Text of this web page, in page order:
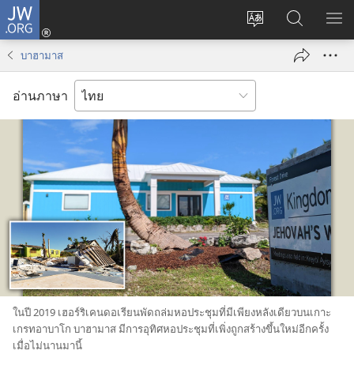
JW.ORG
เปลี่ยน
เข้า
(เปิด
ใหม่)
ค้นหา
ใน
JW.ORG
แส
บาฮามาส
อ่านภาษา
ใน​ปี 2019 เฮอร์ริเคน​ดอเรียน​พัด​ถล่ม​หอ​ประชุม​ที่​มี​เพียง​หลัง​เดียว​บน​เกาะ​
เกรทอาบาโก บาฮามาส มี​การ​อุทิศ​หอ​ประชุม​ที่​เพิ่ง​ถูก​สร้าง​ขึ้น​ใหม่​อีก​ครั้ง​
เมื่อ​ไม่​นาน​มา​นี้